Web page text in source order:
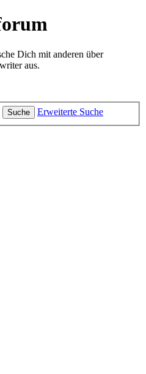
Dich mit anderen über
aus.
Suche Erweiterte Suche